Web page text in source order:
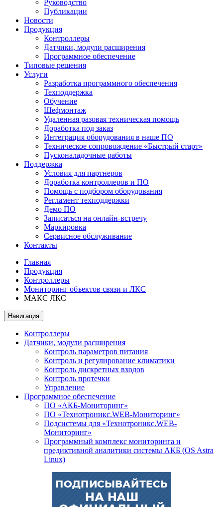
Руководство
Публикации
Новости
Продукция
Контроллеры
Датчики, модули расширения
Программное обеспечение
Типовые решения
Услуги
Разработка программного обеспечения
Техподдержка
Обучение
Шефмонтаж
Удаленная разовая техническая помощь
Доработка под заказ
Интеграция оборудования в наше ПО
Техническое сопровождение «Быстрый старт»
Пусконаладочные работы
Поддержка
Условия для партнеров
Доработка контроллеров и ПО
Помощь с подбором оборудования
Регламент техподдержки
Демо ПО
Записаться на онлайн-встречу
Маркировка
Сервисное обслуживание
Контакты
Главная
Продукция
Контроллеры
Мониторинг объектов связи и ЛКС
МАКС ЛКС
Навигация
Контроллеры
Датчики, модули расширения
Контроль параметров питания
Контроль и регулирование климатики
Контроль дискретных входов
Контроль протечки
Управление
Программное обеспечение
ПО «АКБ-Мониторинг»
ПО «Технотроникс.WEB-Мониторинг»
Подсистемы для «Технотроникс.WEB-
Мониторинг»
Программный комплекс мониторинга и
предиктивной аналитики системы АКБ (OS Astra
Linux)